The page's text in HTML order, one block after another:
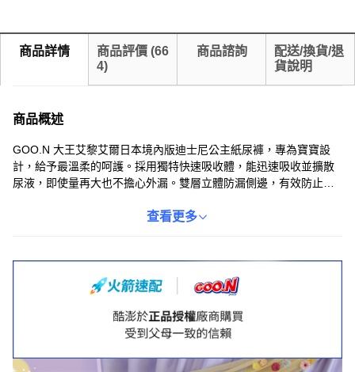
商品詳情 商品評價 (66
4)
商品諮詢
配送/換貨/退
貨說明
商品概述
GOO.N 大王艾黎艾爾日本境內版迪士尼公主紙尿褲，專為寶寶設
計，給予最溫柔的呵護。採用獨特快速吸收體，能迅速吸收並擴散
尿液，即使量再大也不擔心外漏。雙層立體防漏側邊，有效防止縫
持乾爽舒適。可愛的迪士尼公主圖案，讓換尿布時光充滿樂趣。
查看更多